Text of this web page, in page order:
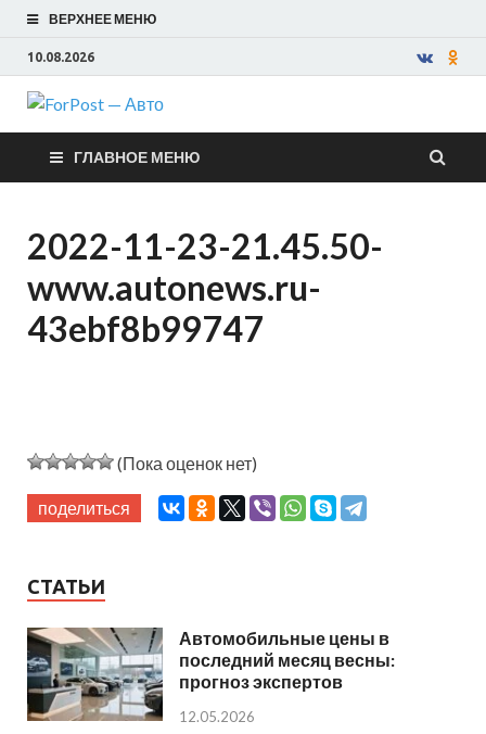
ВЕРХНЕЕ МЕНЮ
10.08.2026
ForPost —
Авто
ГЛАВНОЕ МЕНЮ
2022-11-23-21.45.50-
www.autonews.ru-
43ebf8b99747
(Пока оценок нет)
поделиться
СТАТЬИ
Автомобильные цены в
последний месяц весны:
прогноз экспертов
12.05.2026